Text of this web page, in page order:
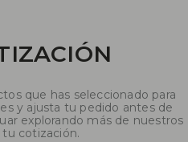
que has seleccionado para
y ajusta tu pedido antes de
explorando más de nuestros
cotización.